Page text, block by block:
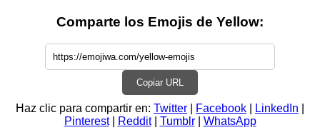
Comparte los Emojis de Yellow:
Copiar URL
Haz clic para compartir en: Twitter Facebook LinkedIn
Pinterest| Reddit| Tumblr| WhatsApp